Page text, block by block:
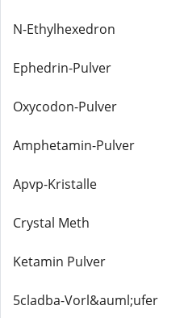
N-Ethylhexedron
Ephedrin-Pulver
Oxycodon-Pulver
Amphetamin-Pulver
Apvp-Kristalle
Crystal Meth
Ketamin Pulver
5cladba-Vorl&auml;ufer